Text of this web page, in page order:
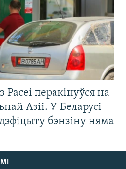
Расеі перакінуўся на
Азіі. У Беларусі
бэнзіну няма